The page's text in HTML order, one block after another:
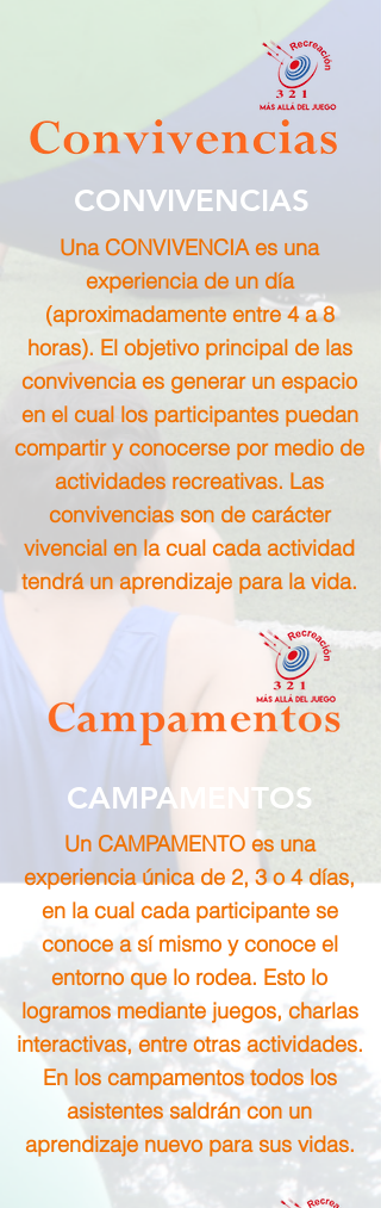
CONVIVENCIAS
Una CONVIVENCIA es una
experiencia de un día
(aproximadamente entre 4 a 8
horas). El objetivo principal de las
convivencia es generar un espacio
en el cual los participantes puedan
compartir y conocerse por medio de
actividades recreativas. Las
convivencias son de carácter
vivencial en la cual cada actividad
tendrá un aprendizaje para la vida.
CAMPAMENTOS
Un CAMPAMENTO es una
experiencia única de 2, 3 o 4 días,
en la cual cada participante se
conoce a sí mismo y conoce el
entorno que lo rodea. Esto lo
logramos mediante juegos, charlas
interactivas, entre otras actividades.
En los campamentos todos los
asistentes saldrán con un
aprendizaje nuevo para sus vidas.